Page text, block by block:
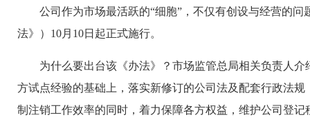
公司作为市场最活跃的“细胞”，不仅有创设与经营的
法》）10月10日起正式施行。
为什么要出台该《办法》？市场监管总局相关负责人
方试点经验的基础上，落实新修订的公司法及配套行政法
制注销工作效率的同时，着力保障各方权益，维护公司登记